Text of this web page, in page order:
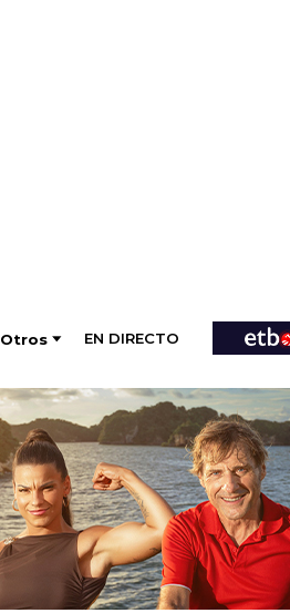
Otros EN DIRECTO